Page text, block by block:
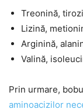
Treonină,
Lizină,
Arginină,
Valină,
Prin urmare,
aminoacizilor